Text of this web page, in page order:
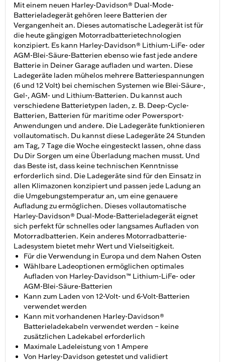
Mit einem neuen Harley-Davidson® Dual-Mode-
Batterieladegerät gehören leere Batterien der
Vergangenheit an. Dieses automatische Ladegerät ist für
die heute gängigen Motorradbatterietechnologien
konzipiert. Es kann Harley-Davidson® Lithium-LiFe- oder
AGM-Blei-Säure-Batterien ebenso wie fast jede andere
Batterie in Deiner Garage aufladen und warten. Diese
Ladegeräte laden mühelos mehrere Batteriespannungen
(6 und 12 Volt) bei chemischen Systemen wie Blei-Säure-,
Gel-, AGM- und Lithium-Batterien. Du kannst auch
verschiedene Batterietypen laden, z. B. Deep-Cycle-
Batterien, Batterien für maritime oder Powersport-
Anwendungen und andere. Die Ladegeräte funktionieren
vollautomatisch. Du kannst diese Ladegeräte 24 Stunden
am Tag, 7 Tage die Woche eingesteckt lassen, ohne dass
Du Dir Sorgen um eine Überladung machen musst. Und
das Beste ist, dass keine technischen Kenntnisse
erforderlich sind. Die Ladegeräte sind für den Einsatz in
allen Klimazonen konzipiert und passen jede Ladung an
die Umgebungstemperatur an, um eine genauere
Aufladung zu ermöglichen. Dieses vollautomatische
Harley-Davidson® Dual-Mode-Batterieladegerät eignet
sich perfekt für schnelles oder langsames Aufladen von
Motorradbatterien. Kein anderes Motorradbatterie-
Ladesystem bietet mehr Wert und Vielseitigkeit.
Für die Verwendung in Europa und dem Nahen Osten
Wählbare Ladeoptionen ermöglichen optimales
Aufladen von Harley-Davidson™ Lithium-LiFe- oder
AGM-Blei-Säure-Batterien
Kann zum Laden von 12-Volt- und 6-Volt-Batterien
verwendet werden
Kann mit vorhandenen Harley-Davidson®
Batterieladekabeln verwendet werden – keine
zusätzlichen Ladekabel erforderlich
Maximale Ladeleistung von 1 Ampere
Von Harley-Davidson getestet und validiert